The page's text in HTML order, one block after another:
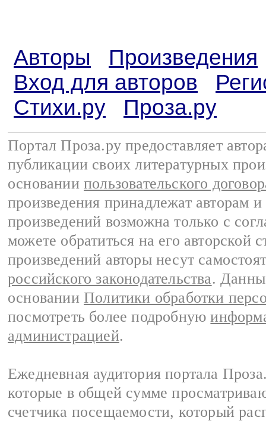
Авторы
Произведения
Вход для авторов
Стихи.ру
Проза.ру
Портал Проза.ру предоставляет
публикации своих литературных
основании пользовательского
произведения принадлежат авторам
произведений возможна только с
можете обратиться на его авторской
произведений авторы несут
российского законодательства.
основании Политики обработки
посмотреть более подробную
администрацией.
Ежедневная аудитория портала
которые в общей сумме
счетчика посещаемости, который